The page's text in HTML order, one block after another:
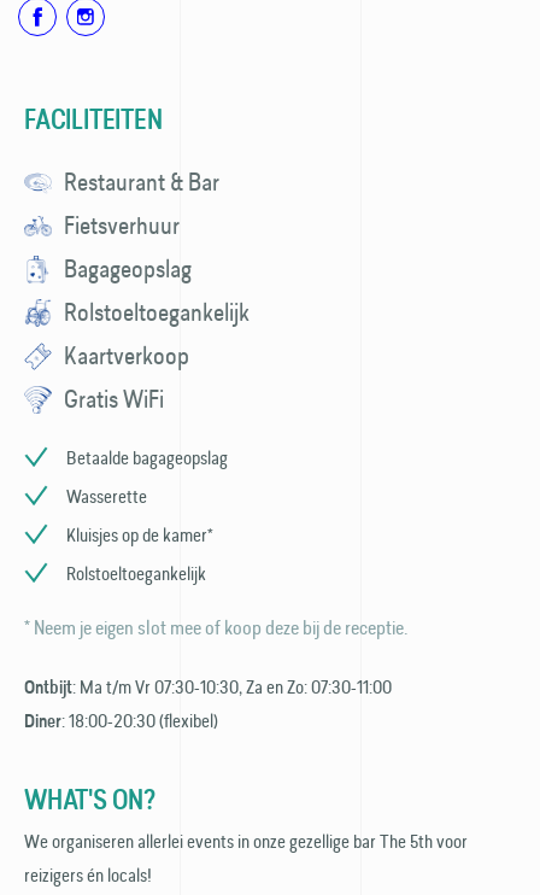
FACILITEITEN
Restaurant & Bar
Fietsverhuur
Bagageopslag
Rolstoeltoegankelijk
Kaartverkoop
Gratis WiFi
Betaalde bagageopslag
Wasserette
Kluisjes op de kamer*
Rolstoeltoegankelijk
* Neem je eigen slot mee of koop deze bij de receptie.
Ontbijt: Ma t/m Vr 07:30-10:30, Za en Zo: 07:30-11:00
Diner: 18:00-20:30 (flexibel)
WHAT'S ON?
We organiseren allerlei events in onze gezellige bar The 5th voor
reizigers én locals!